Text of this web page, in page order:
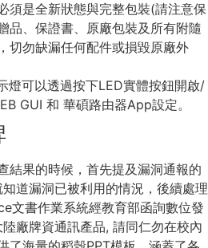
須是全新狀態與完整包裝(請注意保
品、保證書、原廠包裝及所有附隨
切勿缺漏任何配件或損毀原廠外
燈可以透過按下LED實體按鈕開啟/
GUI 和 華碩路由器App設定。
結果的時候，首先提及漏洞通報的
道漏洞已被利用的情況，後續處理
文書作業系統經教育部函詢數位發
廠牌資通訊產品, 請同仁勿在校內